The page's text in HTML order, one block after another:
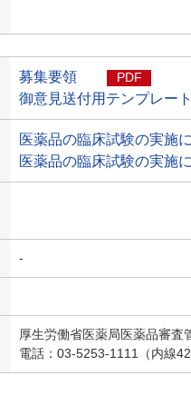
募集要領 PDF
御意見送付用テンプレー
医薬品の臨床試験の実施
医薬品の臨床試験の実施
-
厚生労働省医薬局医薬品審査
電話：03-5253-1111（内線